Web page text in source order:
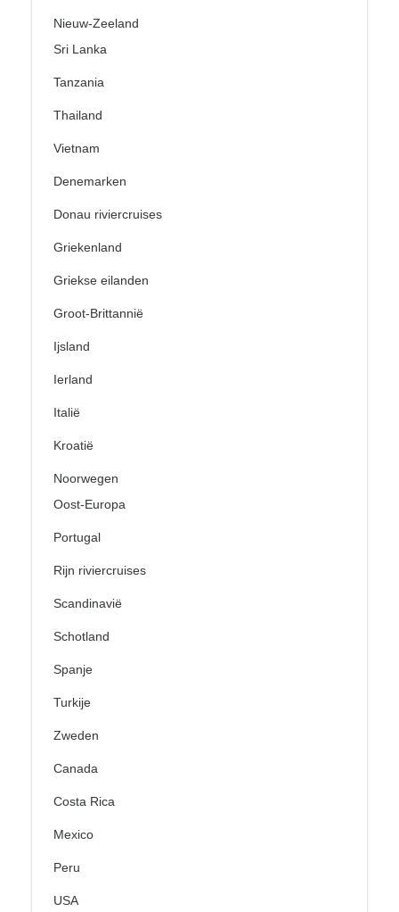
Nieuw-Zeeland
Sri Lanka
Tanzania
Thailand
Vietnam
Denemarken
Donau riviercruises
Griekenland
Griekse eilanden
Groot-Brittannië
Ijsland
Ierland
Italië
Kroatië
Noorwegen
Oost-Europa
Portugal
Rijn riviercruises
Scandinavië
Schotland
Spanje
Turkije
Zweden
Canada
Costa Rica
Mexico
Peru
USA